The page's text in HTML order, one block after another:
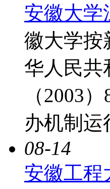
安徽大学
徽大学按
华人民共
（2003
办机制
08-14
安徽工程